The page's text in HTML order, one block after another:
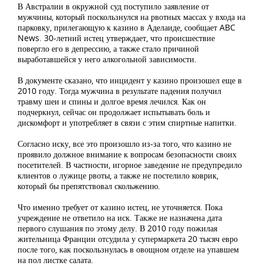
В Австралии в окружной суд поступило заявление от
мужчины, который поскользнулся на рвотных массах у входа на
парковку, прилегающую к казино в Аделаиде, сообщает ABC
News. 30-летний истец утверждает, что происшествие
повергло его в депрессию, а также стало причиной
выработавшейся у него алкогольной зависимости.
В документе сказано, что инцидент у казино произошел еще в
2010 году. Тогда мужчина в результате падения получил
травму шеи и спины и долгое время лечился. Как он
подчеркнул, сейчас он продолжает испытывать боль и
дискомфорт и употребляет в связи с этим спиртные напитки.
Согласно иску, все это произошло из-за того, что казино не
проявило должное внимание к вопросам безопасности своих
посетителей. В частности, игорное заведение не предупредило
клиентов о лужице рвоты, а также не постелило коврик,
который бы препятствовал скольжению.
Что именно требует от казино истец, не уточняется. Пока
учреждение не ответило на иск. Также не назначена дата
первого слушания по этому делу. В 2010 году пожилая
жительница Франции отсудила у супермаркета 20 тысяч евро
после того, как поскользнулась в овощном отделе на упавшем
на пол листке салата.